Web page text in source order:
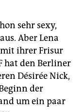
sehr sexy,
Aber Lena
mit ihrer Frisur
hat den Berliner
Désirée Nick,
der
um ein paar